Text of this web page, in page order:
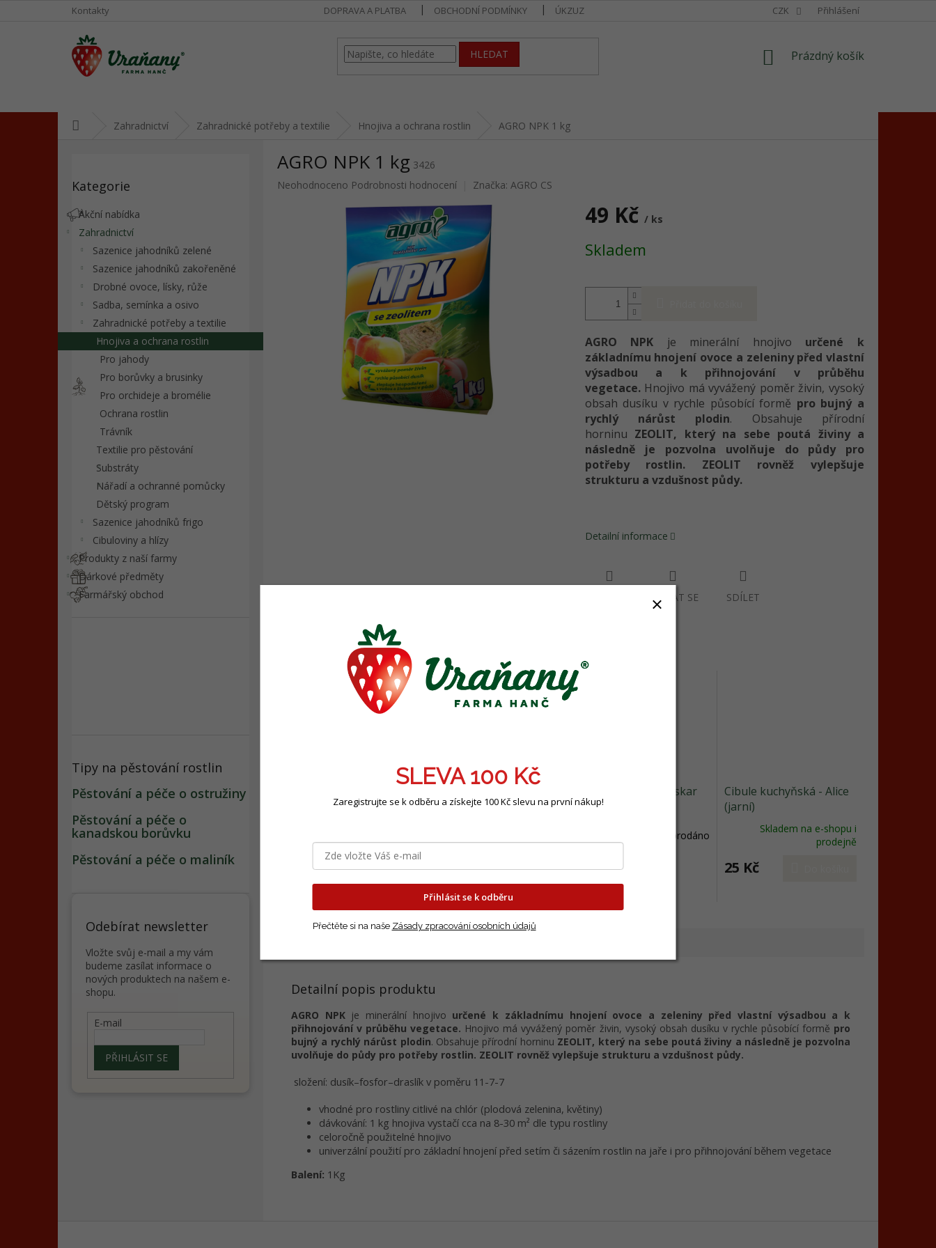
Kontakty DOPRAVA A PLATBA OBCHODNÍ PODMÍNKY ÚKZUZ CZK Přihlášení
HLEDAT
NÁKUPNÍ
Prázdný košík
Zahradnictví Zahradnické potřeby a textilie Hnojiva a ochrana rostlin AGRO NPK 1 kg
e
l
kategorie
Kategorie
Akční nabídka
Zahradnictví
Sazenice jahodníků zelené
Sazenice jahodníků zakořeněné
Drobné ovoce, lísky, růže
Sadba, semínka a osivo
Zahradnické potřeby a textilie
Hnojiva a ochrana rostlin
Pro jahody
Pro borůvky a brusinky
Pro orchideje a bromélie
Ochrana rostlin
Trávník
Textilie pro pěstování
Substráty
Nářadí a ochranné pomůcky
Dětský program
Sazenice jahodníků frigo
Cibuloviny a hlízy
Produkty z naší farmy
Dárkové předměty
Farmářský obchod
Tipy na pěstování rostlin
Pěstování a péče o ostružiny
Pěstování a péče o
kanadskou borůvku
Pěstování a péče o maliník
Odebírat newsletter
Vložte svůj e-mail a my vám
budeme zasílat informace o
nových produktech na našem e-
shopu.
E-mail
PŘIHLÁSIT SE
AGRO NPK 1 kg 3426
Průměrné
Neohodnoceno Podrobnosti hodnocení Značka: AGRO CS
49 Kč / ks
cena:
Skladem
AGRO NPK je minerální hnojivo určené k
základnímu hnojení ovoce a zeleniny před vlastní
výsadbou a k přihnojování v průběhu
vegetace.Hnojivo má vyvážený poměr živin, vysoký
obsah dusíku v rychle působící formě pro bujný a
rychlý nárůst plodin. Obsahuje přírodní
horninu ZEOLIT, který na sebe poutá živiny a
následně je pozvolna uvolňuje do půdy pro
potřeby rostlin. ZEOLIT rovněž vylepšuje
strukturu a vzdušnost půdy.
Detailní informace
ZEPTAT SE SDÍLET
Související produkty
kontejner 2 l
199 Kč
Hollander - kontejner 2 l
Hrášek - odrůda Oskar
250g
Vyprodáno
Měrná
120 Kč / 1 kg
Cibule kuchyňská - Alice
(jarní)
Skladem na e-shopu i
prodejně
25 Kč
Detailní popis produktu
AGRO NPKje minerální hnojivo určené k základnímu hnojení ovoce a zeleniny před vlastní výsadbou a k
přihnojování v průběhu vegetace. Hnojivo má vyvážený poměr živin, vysoký obsah dusíku v rychle působící formě pro
bujný a rychlý nárůst plodin. Obsahuje přírodní horninu ZEOLIT, který na sebe poutá živiny a následně je pozvolna
uvolňuje do půdy pro potřeby rostlin. ZEOLIT rovněž vylepšuje strukturu a vzdušnost půdy.
složení: dusík–fosfor–draslík v poměru 11-7-7
vhodné pro rostliny citlivé na chlór (plodová zelenina, květiny)
dávkování: 1 kg hnojiva vystačí cca na 8-30 m² dle typu rostliny
celoročně použitelné hnojivo
univerzální použití pro základní hnojení před setím či sázením rostlin na jaře i pro přihnojování během vegetace
Balení: 1Kg
SLEVA 100 Kč
Zaregistrujte se k odběru a získejte 100 Kč slevu na první nákup!
Přihlásit se k odběru
Přečtěte si na naše Zásady zpracování osobních údajů